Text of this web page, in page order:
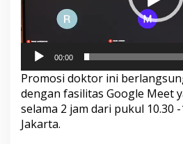
a
a
n
P
e
00:00
Promosi doktor ini
dengan fasilitas Google Meet
selama 2 jam dari pukul 10.30
Jakarta.